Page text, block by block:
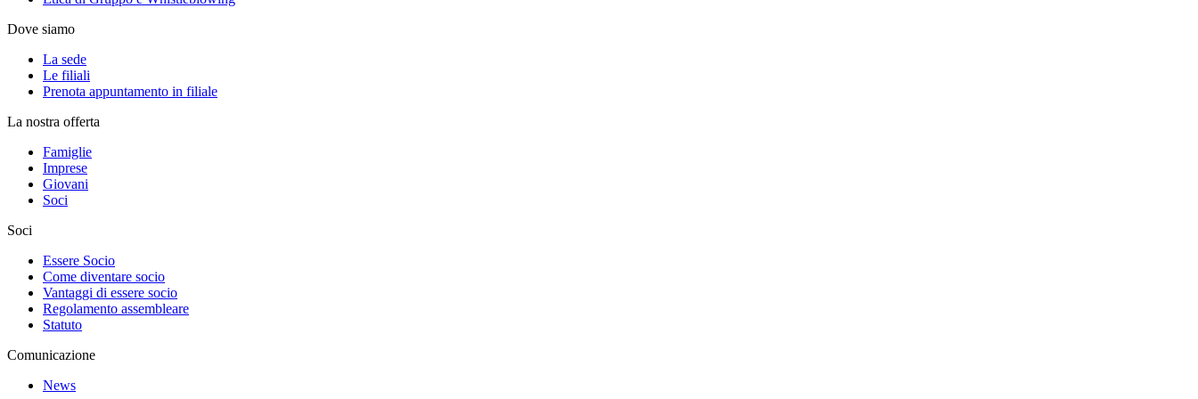
Dove siamo
La sede
Le filiali
Prenota appuntamento in filiale
La nostra offerta
Famiglie
Imprese
Giovani
Soci
Soci
Essere Socio
Come diventare socio
Vantaggi di essere socio
Regolamento assembleare
Statuto
Comunicazione
News